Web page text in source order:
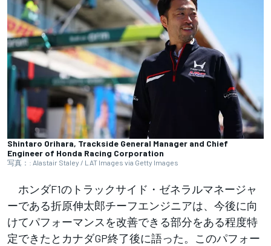
Shintaro Orihara, Trackside General Manager and Chief
Engineer of Honda Racing Corporation
写真：: Alastair Staley / LAT Images via Getty Images
ホンダF1のトラックサイド・ゼネラルマネージャ
ーである折原伸太郎チーフエンジニアは、今後に向
けてパフォーマンスを改善できる部分をある程度特
定できたとカナダGP終了後に語った。このパフォー